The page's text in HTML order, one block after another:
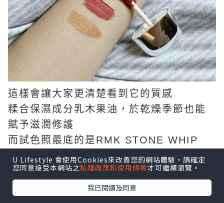
這樣會讓大家更清楚看到它的質感
糅合保濕成分乳木果油，於乾燥季節也能
賦予滋潤修護
而試色照最底的是RMK STONE WHIP
EYES 柔滑速乾眼影霜03色
都均以忌廉般潤澤做基底，順滑貼眼
U Lifestyle 會使用Cookies來改善您的網站體驗，請確定
您同意接受本網站之私隱政策和使用條款才可繼續瀏覽。
我已閱讀及同意